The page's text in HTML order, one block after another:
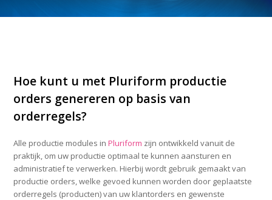
Hoe kunt u met Pluriform productie
orders genereren op basis van
orderregels?
Alle productie modules inPluriform zijn ontwikkeld vanuit de
praktijk, om uw productie optimaal te kunnen aansturen en
administratief te verwerken. Hierbij wordt gebruik gemaakt van
productie orders, welke gevoed kunnen worden door geplaatste
orderregels (producten) van uw klantorders en gewenste